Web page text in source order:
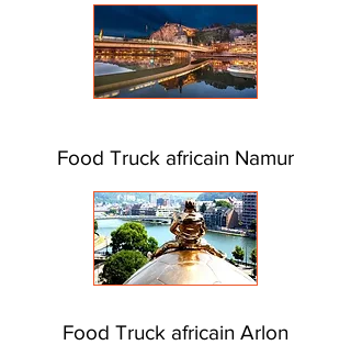
Food Truck africain Namur
Food Truck africain Arlon